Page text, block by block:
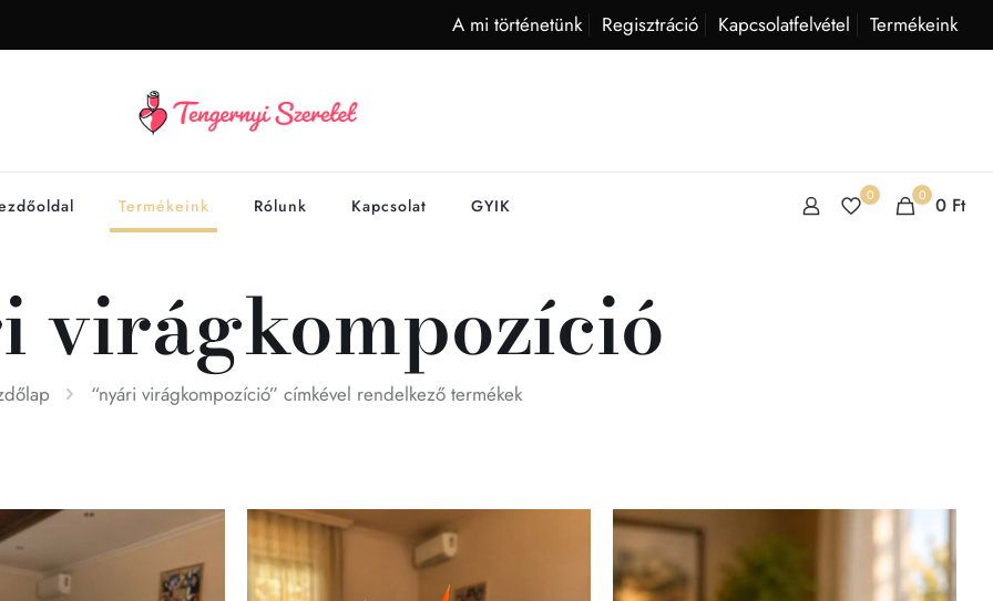
A mi történetünk Regisztráció Kapcsolatfelvétel Termékeink
Termékeink Rólunk Kapcsolat GYIK 0 0 0 Ft
virágkompozíció
“nyári virágkompozíció” címkével rendelkező termékek